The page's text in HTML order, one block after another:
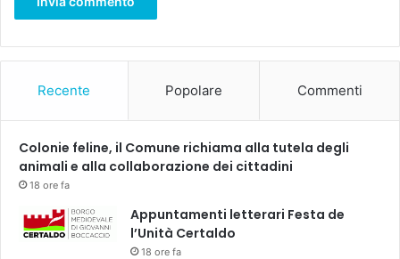
a
t
m
n
Recente Popolare Commenti
Colonie feline, il Comune richiama alla tutela degli
animali e alla collaborazione dei cittadini
18 ore fa
Appuntamenti letterari Festa de
l’Unità Certaldo
18 ore fa